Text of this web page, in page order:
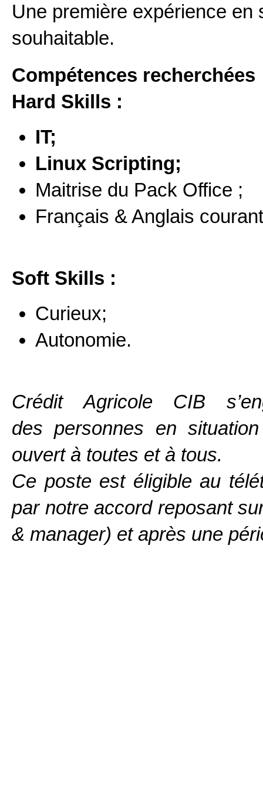
Une première expérience en
souhaitable.
Compétences recherchées
Hard Skills :
IT;
Linux Scripting;
Maitrise du Pack Office ;
Français & Anglais
Soft Skills :
Curieux;
Autonomie.
Crédit Agricole CIB
des personnes en
ouvert à toutes et à tous.
Ce poste est éligible au
par notre accord reposant
& manager) et après une